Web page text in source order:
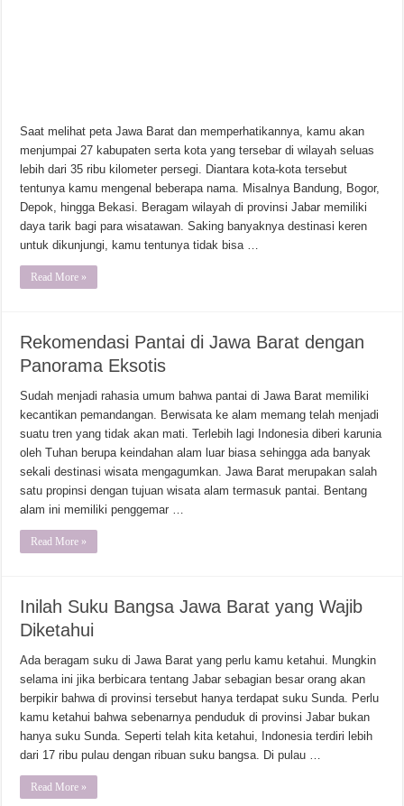
Saat melihat peta Jawa Barat dan memperhatikannya, kamu akan
menjumpai 27 kabupaten serta kota yang tersebar di wilayah seluas
lebih dari 35 ribu kilometer persegi. Diantara kota-kota tersebut
tentunya kamu mengenal beberapa nama. Misalnya Bandung, Bogor,
Depok, hingga Bekasi. Beragam wilayah di provinsi Jabar memiliki
daya tarik bagi para wisatawan. Saking banyaknya destinasi keren
untuk dikunjungi, kamu tentunya tidak bisa …
Read More »
Rekomendasi Pantai di Jawa Barat dengan
Panorama Eksotis
Sudah menjadi rahasia umum bahwa pantai di Jawa Barat memiliki
kecantikan pemandangan. Berwisata ke alam memang telah menjadi
suatu tren yang tidak akan mati. Terlebih lagi Indonesia diberi karunia
oleh Tuhan berupa keindahan alam luar biasa sehingga ada banyak
sekali destinasi wisata mengagumkan. Jawa Barat merupakan salah
satu propinsi dengan tujuan wisata alam termasuk pantai. Bentang
alam ini memiliki penggemar …
Read More »
Inilah Suku Bangsa Jawa Barat yang Wajib
Diketahui
Ada beragam suku di Jawa Barat yang perlu kamu ketahui. Mungkin
selama ini jika berbicara tentang Jabar sebagian besar orang akan
berpikir bahwa di provinsi tersebut hanya terdapat suku Sunda. Perlu
kamu ketahui bahwa sebenarnya penduduk di provinsi Jabar bukan
hanya suku Sunda. Seperti telah kita ketahui, Indonesia terdiri lebih
dari 17 ribu pulau dengan ribuan suku bangsa. Di pulau …
Read More »